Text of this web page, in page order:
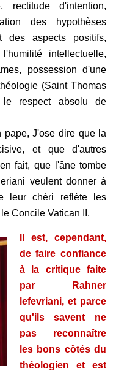
rectitude d'intention,
des hypothèses
des aspects positifs,
intellectuelle,
possession d'une
(Saint Thomas
respect absolu de
pape, J'ose dire que la
et que d'autres
fait, que l'âne tombe
veulent donner à
leur chéri reflète les
Concile Vatican II.
Il est, cependant,
de faire confiance
à la critique faite
par Rahner
lefevriani, et parce
qu'ils savent ne
pas reconnaître
les bons côtés du
théologien et est